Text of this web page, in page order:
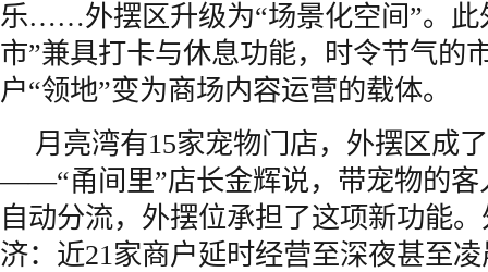
乐……外摆区升级为“场景化空间”。此
市”兼具打卡与休息功能，时令节气的
户“领地”变为商场内容运营的载体。
月亮湾有15家宠物门店，外摆区成
——“甬间里”店长金辉说，带宠物的客
自动分流，外摆位承担了这项新功能
济：近21家商户延时经营至深夜甚至